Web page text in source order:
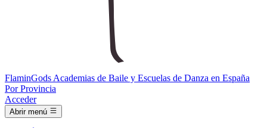
FlaminGods Academias de Baile y Escuelas de Danza en España
Por Provincia
Acceder
Abrir menú